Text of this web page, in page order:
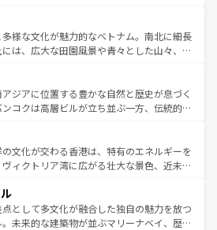
。判のスイーツなど、バラエティ豊かな料理
が味わえる。 なお、新着の台湾情報は コンテンツ一覧を参
延ばせば四季折々の自然美を楽しむことが
、キムチや焼肉、絶品のストリートフード
な韓国料理が待っている。夜には、韓国な
ながら、韓国の多彩な魅力を心ゆくまで味
わってみてほしい。 なお、新着の韓国情報はコンテンツ一
しい。
様な文化が魅力的なベトナム。南北に細長
は、広大な田園風景や青々とした山々、世
に伝統が息づく。ハノイの古い町並みやホ
ランス統治時代の建物も、独特の雰囲気を
。また、バラエティの豊かさとおいしさで
バインミー、ベトナムコーヒーなどは、ぜ
たい。どの地域を訪れてもあたたかい人々
てくれるので、きっと忘れられない旅にな
。
ジアに位置する豊かな自然と歴史が息づく
コクは高層ビルが立ち並ぶ一方、伝統的な
ている。北部ではチェンマイなどの山岳地
合い、南部ではプーケットやクラビの美し
ート気分を楽しむことができる。タイ料理
一年中温暖で、どの季節にも異なる楽しみ
親しみやすいタイの人々、仏教を中心とし
多様な観光資源が、訪れる旅人を魅了し続
文化が交わる香港は、特有のエネルギーを
ィクトリア湾に広がる壮大な景色、近未来
ても感動するはず。観光スポットが密集し
く見どころを回れるのも魅力。息をのむよ
化的な体験まで、香港を存分に楽しみ尽く
として多文化が融合した独自の魅力を放つ
未来的な建築物が並ぶマリーナベイ、歴史